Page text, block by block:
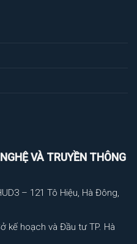
VÀ TRUYỀN THÔNG
– 121 Tô Hiệu, Hà Đông,
kế hoạch và Đầu tư TP. Hà